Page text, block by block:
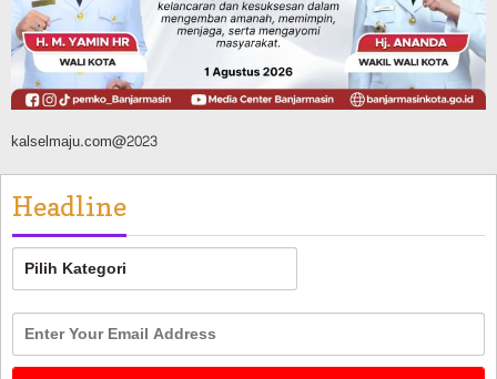
kalselmaju.com@2023
Headline
Headline